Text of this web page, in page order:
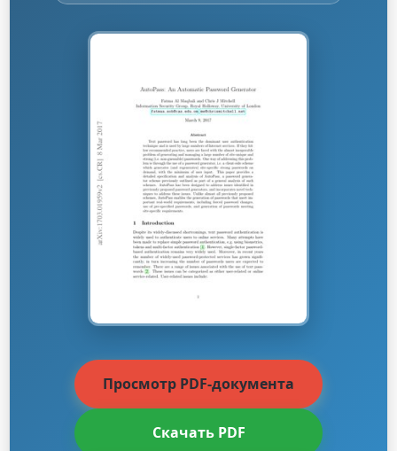
Просмотр PDF-документа
Скачать PDF